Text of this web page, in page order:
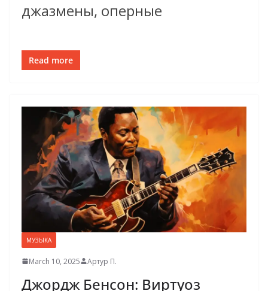
джазмены, оперные
Read more
МУЗЫКА
March 10, 2025 Артур П.
Джордж Бенсон: Виртуоз